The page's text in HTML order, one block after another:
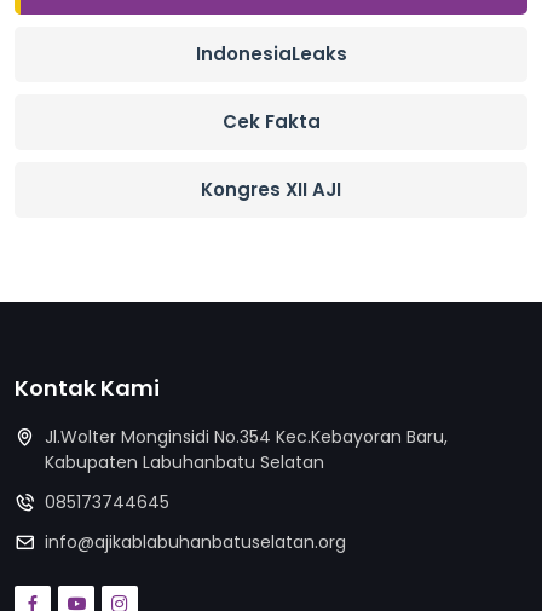
IndonesiaLeaks
Cek Fakta
Kongres XII AJI
Kontak Kami
Jl.Wolter Monginsidi No.354 Kec.Kebayoran Baru,
Kabupaten Labuhanbatu Selatan
085173744645
info@ajikablabuhanbatuselatan.org